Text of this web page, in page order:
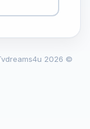
©
2026